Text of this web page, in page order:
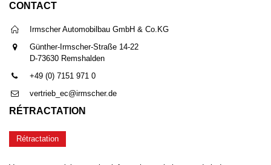
CONTACT
Irmscher Automobilbau GmbH & Co.KG
Günther-Irmscher-Straße 14-22
D-73630 Remshalden
+49 (0) 7151 971 0
vertrieb_ec@irmscher.de
RÉTRACTATION
Rétractation